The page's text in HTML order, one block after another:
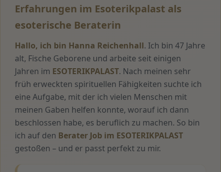
Erfahrungen im Esoterikpalast als
esoterische Beraterin
Hallo, ich bin Hanna Reichenhall. Ich bin 47 Jahre
alt, Fische Geborene und arbeite seit einigen
Jahren im ESOTERIKPALAST. Nach meinen sehr
früh erweckten spirituellen Fähigkeiten suchte ich
eine Aufgabe, mit der ich vielen Menschen mit
meinen Gaben helfen konnte, worauf ich dann
beschlossen habe, es beruflich zu machen. So bin
ich auf den Berater Job im ESOTERIKPALAST
gestoßen – und er passt perfekt zu mir.